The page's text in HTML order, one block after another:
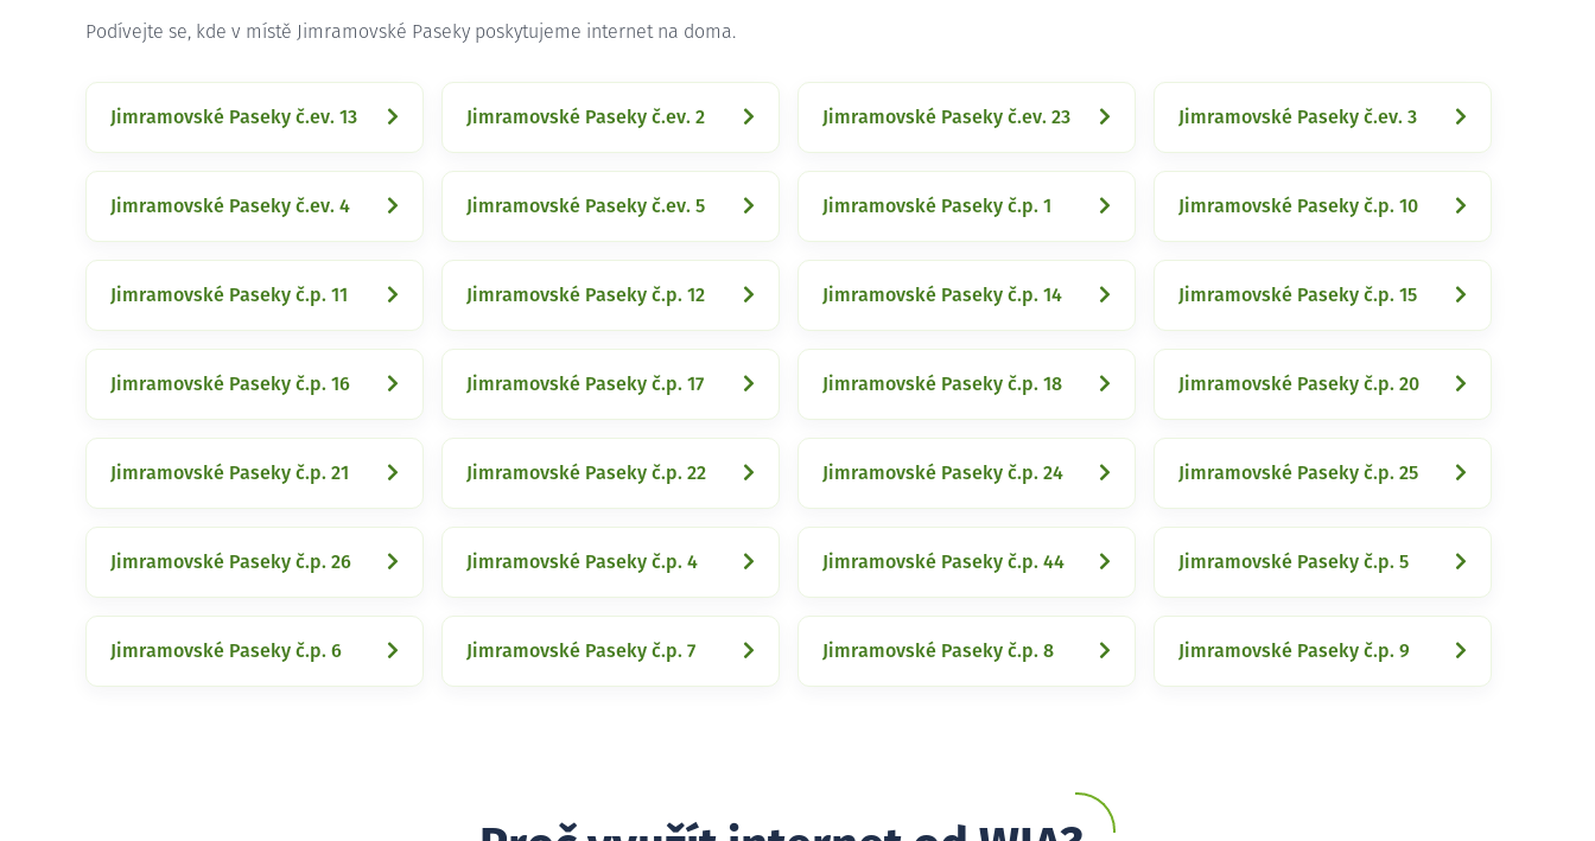
Podívejte se, kde v místě Jimramovské Paseky poskytujeme internet na doma.
Jimramovské Paseky č.ev. 13 Jimramovské Paseky č.ev. 2 Jimramovské Paseky č.ev. 23 Jimramovské Paseky č.ev. 3
Jimramovské Paseky č.ev. 4 Jimramovské Paseky č.ev. 5 Jimramovské Paseky č.p. 1 Jimramovské Paseky č.p. 10
Jimramovské Paseky č.p. 11 Jimramovské Paseky č.p. 12 Jimramovské Paseky č.p. 14 Jimramovské Paseky č.p. 15
Jimramovské Paseky č.p. 16 Jimramovské Paseky č.p. 17 Jimramovské Paseky č.p. 18 Jimramovské Paseky č.p. 20
Jimramovské Paseky č.p. 21 Jimramovské Paseky č.p. 22 Jimramovské Paseky č.p. 24 Jimramovské Paseky č.p. 25
Jimramovské Paseky č.p. 26 Jimramovské Paseky č.p. 4 Jimramovské Paseky č.p. 44 Jimramovské Paseky č.p. 5
Jimramovské Paseky č.p. 6 Jimramovské Paseky č.p. 7 Jimramovské Paseky č.p. 8 Jimramovské Paseky č.p. 9